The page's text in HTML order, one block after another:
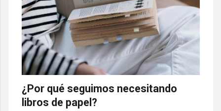
¿Por qué seguimos necesitando
libros de papel?